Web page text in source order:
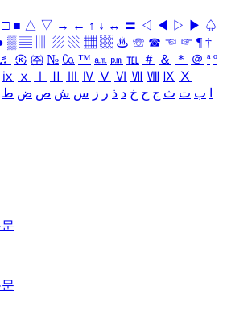
□ ■ △ ▽ → ← ↑ ↓ ↔ 〓 ◁ ◀ ▷ ▶ ♤
◑ ▒ ▤ ▨ ▧ ▦ ▩ ♨ ☏ ☎ ☜ ☞ ¶ †
♬ ㉿ ㈜ № ㏇ ™ ㏂ ㏘ ℡ ＃ ＆ ＊ ＠ ª º
ⅸ ⅹ Ⅳ Ⅴ Ⅵ Ⅶ Ⅷ Ⅸ Ⅹ
ب ت ث ج ح خ د ذ ر ز س ش ص ض ط